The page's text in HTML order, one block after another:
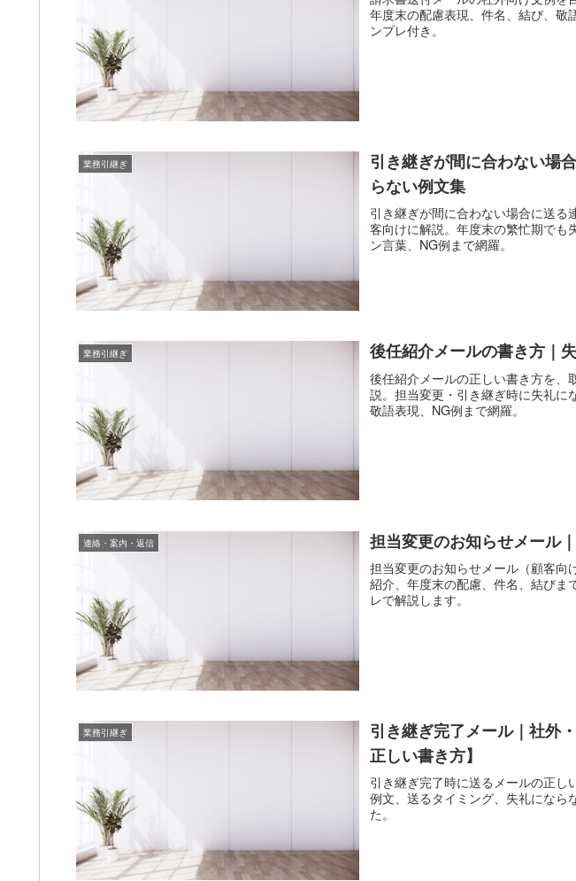
年度末の配慮表現、件名、結び、敬
ンプレ付き。
業務引継ぎ
引き継ぎが間に合わない場
らない例文集
引き継ぎが間に合わない場合に送る
客向けに解説。年度末の繁忙期でも
ン言葉、NG例まで網羅。
業務引継ぎ 後任紹介メールの書き方｜
後任紹介メールの正しい書き方を、
説。担当変更・引き継ぎ時に失礼に
敬語表現、NG例まで網羅。
連絡・案内・返信 担当変更のお知らせメール
担当変更のお知らせメール（顧客向
紹介、年度末の配慮、件名、結びま
レで解説します。
業務引継ぎ
引き継ぎ完了メール｜社外
正しい書き方】
引き継ぎ完了時に送るメールの正し
例文、送るタイミング、失礼になら
た。